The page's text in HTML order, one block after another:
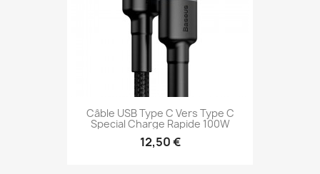
Câble USB Type C Vers Type C
Special Charge Rapide 100W
12,50 €